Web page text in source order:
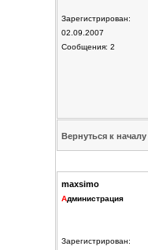
Зарегистрирован:
02.09.2007
Сообщения: 2
Вернуться к началу
maxsimo
Администрация
Зарегистрирован: